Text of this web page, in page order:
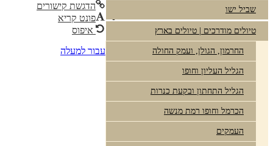
שביל ישו
טיולים מודרכים | טיולים בארץ
החרמון, הגולן, ועמק החולה
הגליל העליון וחופו
הגליל התחתון ובקעת כנרות
הכרמל וחופו רמת מנשה
העמקים
הדגשת קישורים
פונט קריא
איפוס
עבור למעלה